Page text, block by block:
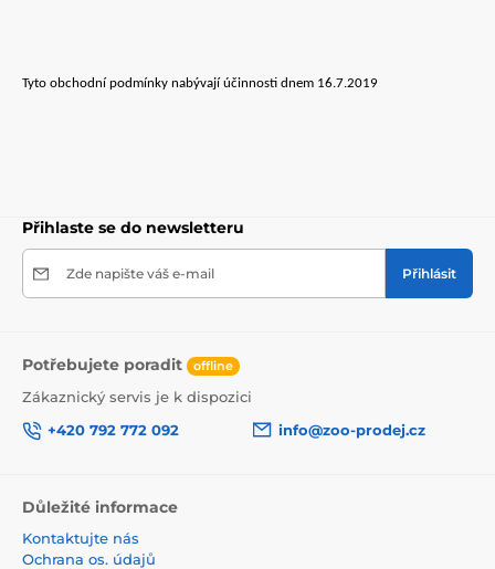
Tyto obchodní podmínky nabývají účinnosti dnem 16.7.2019
Přihlaste se do newsletteru
Zde napište váš e-mail Přihlásit
Potřebujete poradit offline
Zákaznický servis je k dispozici
+420 792 772 092
info@zoo-prodej.cz
Důležité informace
Kontaktujte nás
Ochrana os. údajů